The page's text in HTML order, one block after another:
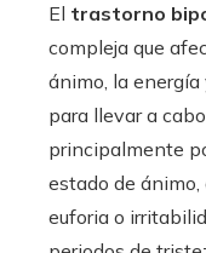
El trastorno
compleja que
ánimo, la
para llevar a
principalmente
estado de
euforia o